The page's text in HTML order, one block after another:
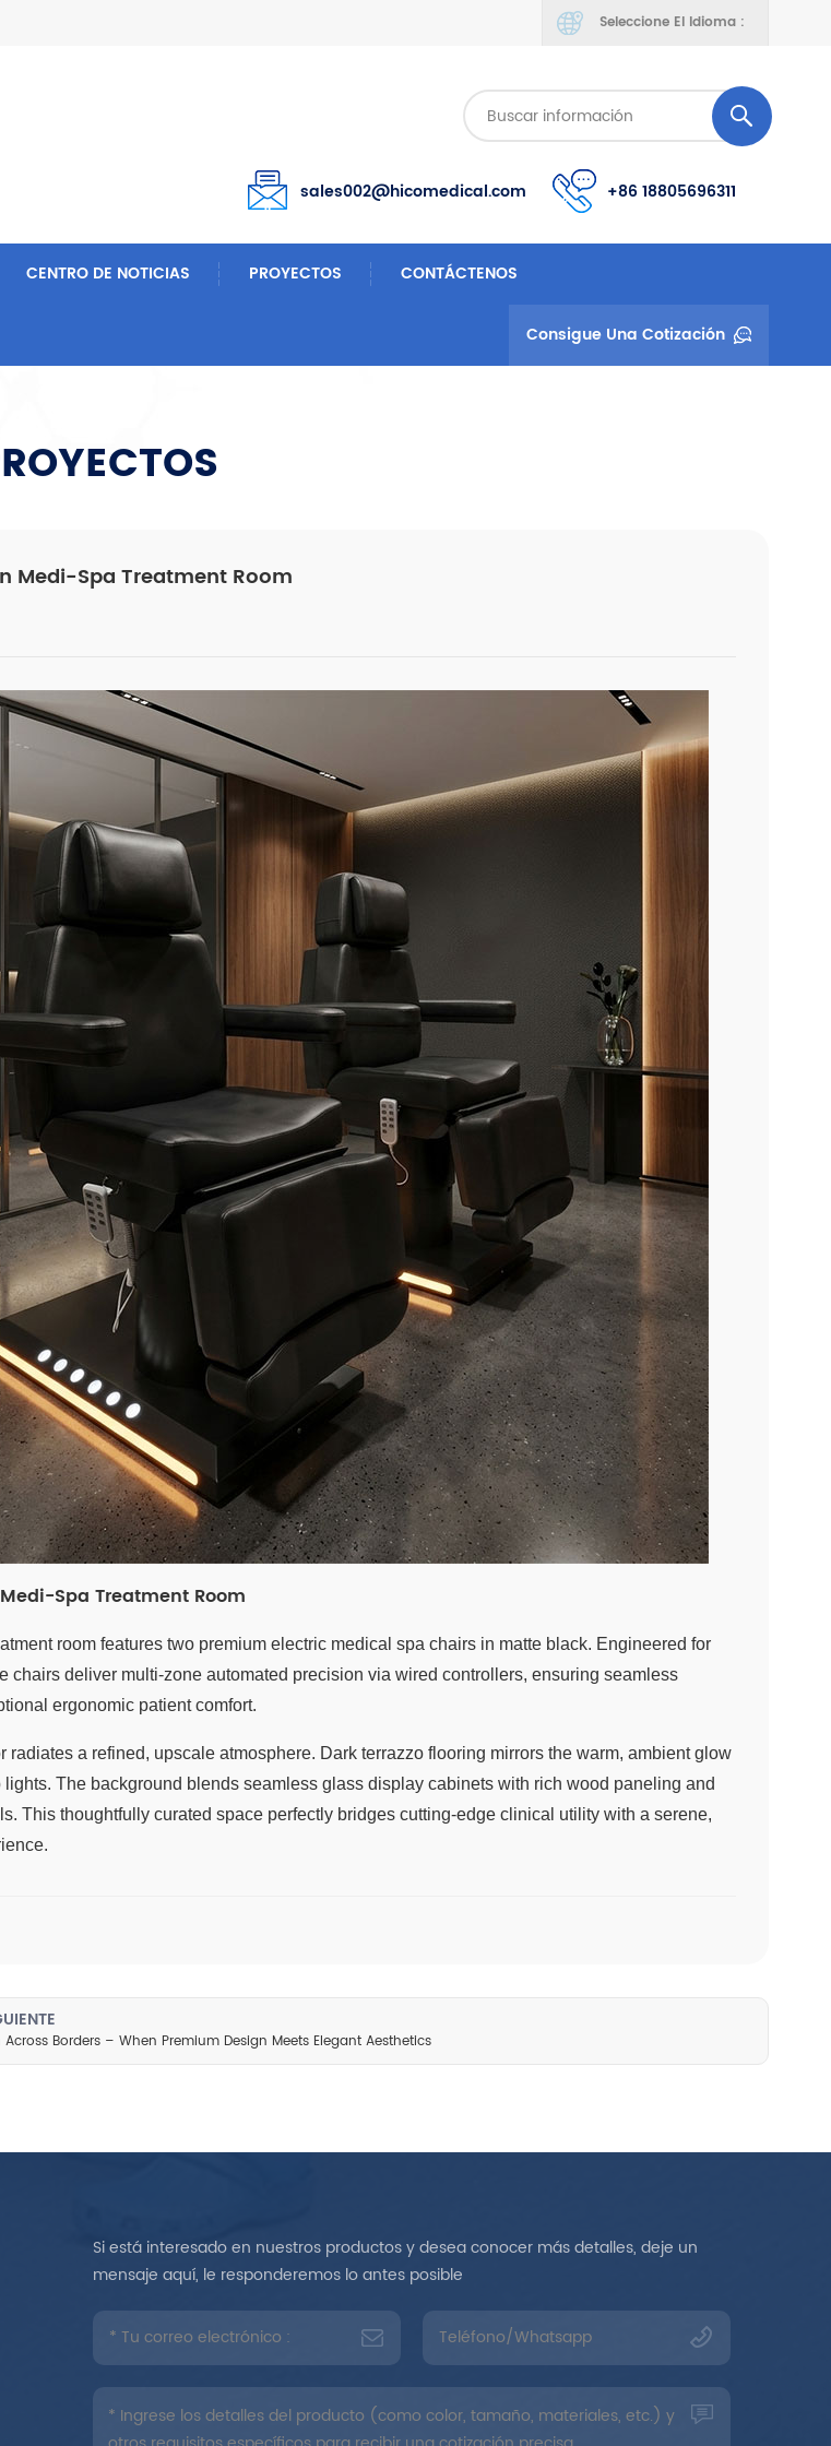
Seleccione El Idioma :
sales002@hicomedical.com +86 18805696311
CENTRO DE NOTICIAS PROYECTOS CONTÁCTENOS
Consigue Una Cotización
Medi-Spa Treatment Room
Spa Treatment Room
room features two premium electric medical spa chairs in matte black. Engineered for
chairs deliver multi-zone automated precision via wired controllers, ensuring seamless
ergonomic patient comfort.
radiates a refined, upscale atmosphere. Dark terrazzo flooring mirrors the warm, ambient glow
lights. The background blends seamless glass display cabinets with rich wood paneling and
This thoughtfully curated space perfectly bridges cutting-edge clinical utility with a serene,
Borders – When Premium Design Meets Elegant Aesthetics
Si está interesado en nuestros productos y desea conocer más detalles, deje un
mensaje aquí, le responderemos lo antes posible